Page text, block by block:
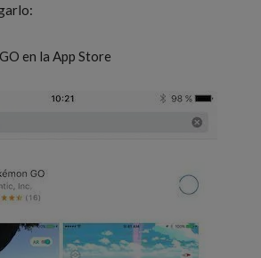
en la App Store